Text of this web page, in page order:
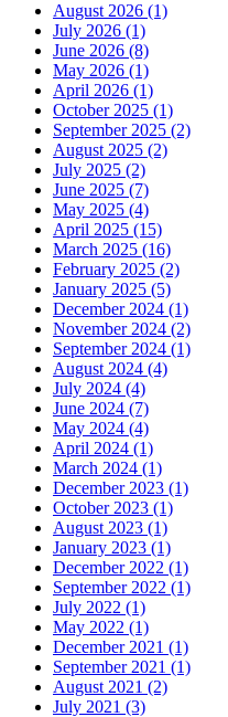
August 2026 (1)
July 2026 (1)
June 2026 (8)
May 2026 (1)
April 2026 (1)
October 2025 (1)
September 2025 (2)
August 2025 (2)
July 2025 (2)
June 2025 (7)
May 2025 (4)
April 2025 (15)
March 2025 (16)
February 2025 (2)
January 2025 (5)
December 2024 (1)
November 2024 (2)
September 2024 (1)
August 2024 (4)
July 2024 (4)
June 2024 (7)
May 2024 (4)
April 2024 (1)
March 2024 (1)
December 2023 (1)
October 2023 (1)
August 2023 (1)
January 2023 (1)
December 2022 (1)
September 2022 (1)
July 2022 (1)
May 2022 (1)
December 2021 (1)
September 2021 (1)
August 2021 (2)
July 2021 (3)